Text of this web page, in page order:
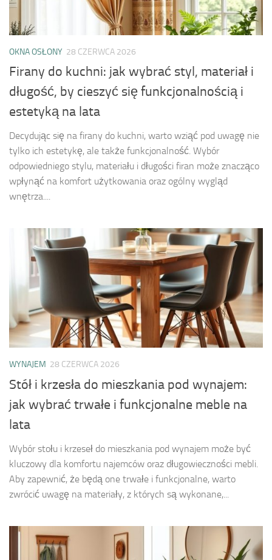
OKNA OSŁONY 28 CZERWCA 2026
Firany do kuchni: jak wybrać styl, materiał i
długość, by cieszyć się funkcjonalnością i
estetyką na lata
Decydując się na firany do kuchni, warto wziąć pod uwagę nie
tylko ich estetykę, ale także funkcjonalność. Wybór
odpowiedniego stylu, materiału i długości firan może znacząco
wpłynąć na komfort użytkowania oraz ogólny wygląd
wnętrza....
WYNAJEM 28 CZERWCA 2026
Stół i krzesła do mieszkania pod wynajem:
jak wybrać trwałe i funkcjonalne meble na
lata
Wybór stołu i krzeseł do mieszkania pod wynajem może być
kluczowy dla komfortu najemców oraz długowieczności mebli.
Aby zapewnić, że będą one trwałe i funkcjonalne, warto
zwrócić uwagę na materiały, z których są wykonane,...